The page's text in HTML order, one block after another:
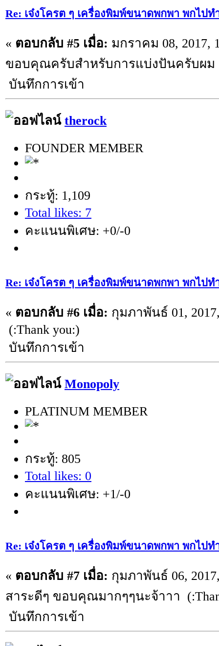
Re: เจ๋งโครต ๆ เครื่องพิมพ์ขนาดพกพา พกไป
« ตอบกลับ #5 เมื่อ: มกราคม 08, 2017,
ขอบคุณครับสำหรับการแบ่งปันครับผม
บันทึกการเข้า
therock
FOUNDER MEMBER
กระทู้: 1,109
Total likes: 7
คะแนนพิเศษ: +0/-0
Re: เจ๋งโครต ๆ เครื่องพิมพ์ขนาดพกพา พกไป
« ตอบกลับ #6 เมื่อ: กุมภาพันธ์ 01,
(:Thank you:)
บันทึกการเข้า
Monopoly
PLATINUM MEMBER
กระทู้: 805
Total likes: 0
คะแนนพิเศษ: +1/-0
Re: เจ๋งโครต ๆ เครื่องพิมพ์ขนาดพกพา พกไป
« ตอบกลับ #7 เมื่อ: กุมภาพันธ์ 06,
สาระดีๆ ขอบคุณมากๆๆนะจ้าาา
บันทึกการเข้า